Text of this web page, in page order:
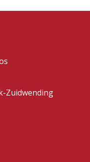
Zuidwending